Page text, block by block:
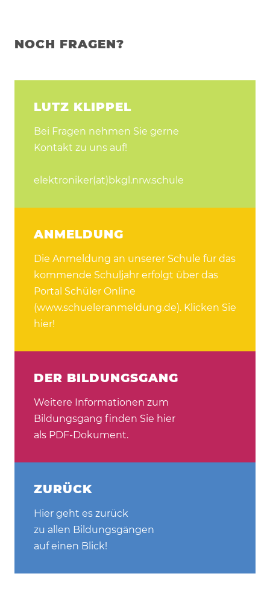
NOCH FRAGEN?
LUTZ KLIPPEL
Bei Fragen nehmen Sie gerne
Kontakt zu uns auf!
elektroniker(at)bkgl.nrw.schule
ANMELDUNG
Die Anmeldung an unserer Schule für das
kommende Schuljahr erfolgt über das
Portal Schüler Online
(www.schueleranmeldung.de). Klicken Sie
hier!
DER BILDUNGSGANG
Weitere Informationen zum
Bildungsgang finden Sie hier
als PDF-Dokument.
ZURÜCK
Hier geht es zurück
zu allen Bildungsgängen
auf einen Blick!